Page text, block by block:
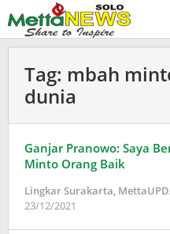
ke
konten
Tag: mbah
dunia
Ganjar Pranowo: Saya
Minto Orang Baik
Lingkar Surakarta,
23/12/2021